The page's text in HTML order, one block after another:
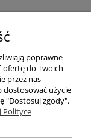
poprawne
ofertę do Twoich
przez nas
dostosować użycie
"Dostosuj zgody".
Polityce